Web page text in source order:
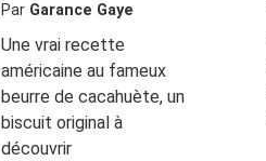
Par Garance Gaye
Une vrai recette
américaine au fameux
beurre de cacahuète, un
biscuit original à
découvrir